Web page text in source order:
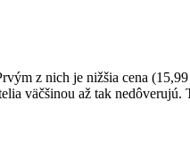
z nich je nižšia cena
väčšinou až tak nedôverujú.